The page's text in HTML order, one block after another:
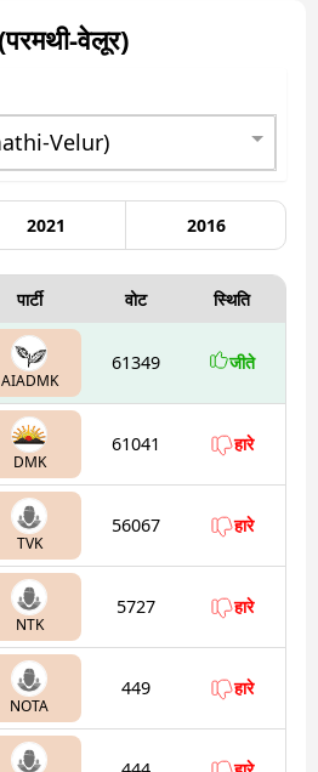
परमथी-वेलूर)
2021 2016
पार्टी वोट स्थिति
AIADMK
61349 जीते
DMK
61041 हारे
TVK
56067 हारे
NTK
5727 हारे
NOTA
449 हारे